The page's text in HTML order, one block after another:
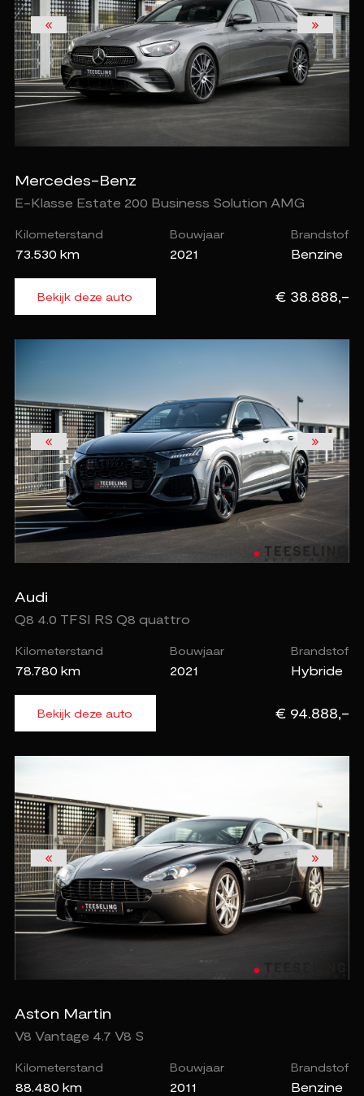
Mercedes-Benz
E-Klasse Estate 200 Business Solution AMG
Kilometerstand
73.530 km
Bouwjaar
2021
Brandstof
Benzine
€ 38.888,-
Bekijk deze auto
Audi
Q8 4.0 TFSI RS Q8 quattro
Kilometerstand
78.780 km
Bouwjaar
2021
Brandstof
Hybride
€ 94.888,-
Bekijk deze auto
Aston Martin
V8 Vantage 4.7 V8 S
Kilometerstand
88.480 km
Bouwjaar
2011
Brandstof
Benzine